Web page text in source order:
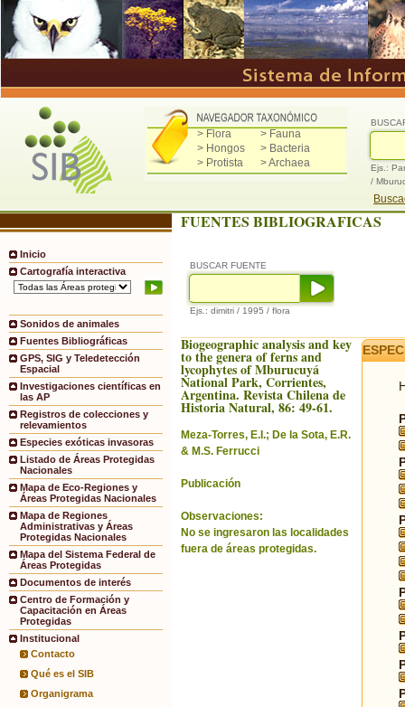
> Flora
> Fauna
> Hongos
> Bacteria
> Protista
> Archaea
Ejs.:
/
Inicio
Cartografía interactiva
Sonidos de animales
Fuentes Bibliográficas
GPS, SIG y Teledetección
Espacial
Investigaciones científicas en
las AP
Registros de colecciones y
relevamientos
Especies exóticas invasoras
Listado de Áreas Protegidas
Nacionales
Mapa de Eco-Regiones y
Áreas Protegidas Nacionales
Mapa de Regiones
Administrativas y Áreas
Protegidas Nacionales
Mapa del Sistema Federal de
Áreas Protegidas
Documentos de interés
Centro de Formación y
Capacitación en Áreas
Protegidas
Institucional
Contacto
Qué es el SIB
Organigrama
FUENTES BIBLIOGRAFICAS
BUSCAR FUENTE
Ejs.: dimitri / 1995 / flora
Biogeographic analysis and key
to the genera of ferns and
lycophytes of Mburucuyá
National Park, Corrientes,
Argentina. Revista Chilena de
Historia Natural, 86: 49-61.
Meza-Torres, E.I.; De la Sota, E.R.
& M.S. Ferrucci
Publicación
Observaciones:
No se ingresaron las localidades
fuera de áreas protegidas.